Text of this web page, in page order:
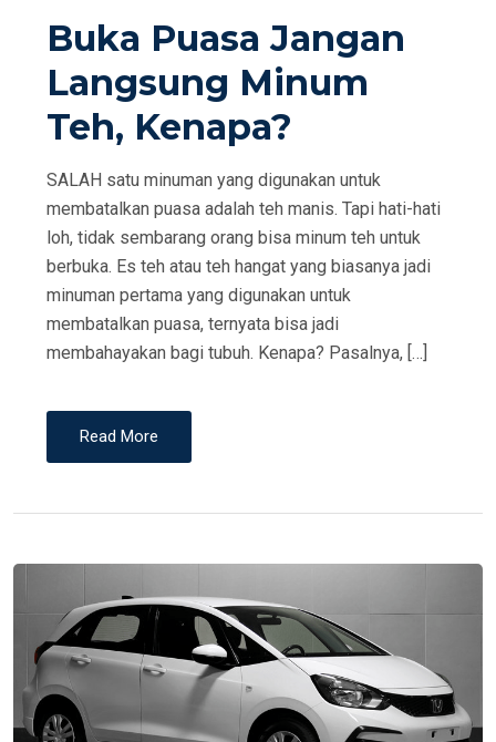
T
D
O
Buka Puasa Jangan
Langsung Minum
Teh, Kenapa?
SALAH satu minuman yang digunakan untuk
membatalkan puasa adalah teh manis. Tapi hati-hati
loh, tidak sembarang orang bisa minum teh untuk
berbuka. Es teh atau teh hangat yang biasanya jadi
minuman pertama yang digunakan untuk
membatalkan puasa, ternyata bisa jadi
membahayakan bagi tubuh. Kenapa? Pasalnya, […]
Read More